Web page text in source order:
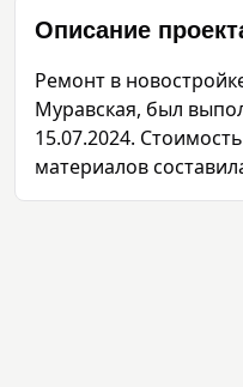
Описание
Ремонт в
Муравская, был
15.07.2024.
материалов